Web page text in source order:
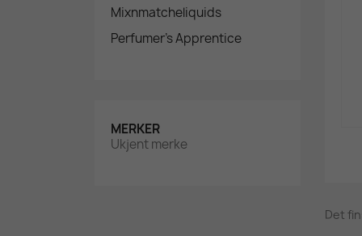
Mixnmatcheliquids
Perfumer's Apprentice
MERKER
Ukjent merke
Det